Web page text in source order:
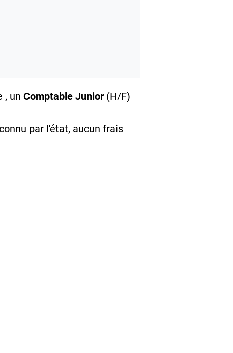
, un Comptable Junior (H/F)
par l'état, aucun frais